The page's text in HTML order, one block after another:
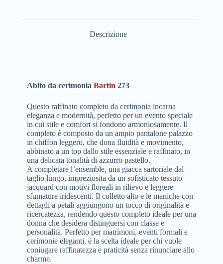
Descrizione
Abito da cerimonia Bartin273
Questo raffinato completo da cerimonia incarna
eleganza e modernità, perfetto per un evento speciale
in cui stile e comfort si fondono armoniosamente. Il
completo è composto da un ampio pantalone palazzo
in chiffon leggero, che dona fluidità e movimento,
abbinato a un top dallo stile essenziale e raffinato, in
una delicata tonalità di azzurro pastello.
A completare l’ensemble, una giacca sartoriale dal
taglio lungo, impreziosita da un sofisticato tessuto
jacquard con motivi floreali in rilievo e leggere
sfumature iridescenti. Il colletto alto e le maniche con
dettagli a petali aggiungono un tocco di originalità e
ricercatezza, rendendo questo completo ideale per una
donna che desidera distinguersi con classe e
personalità. Perfetto per matrimoni, eventi formali e
cerimonie eleganti, è la scelta ideale per chi vuole
coniugare raffinatezza e praticità senza rinunciare allo
charme.